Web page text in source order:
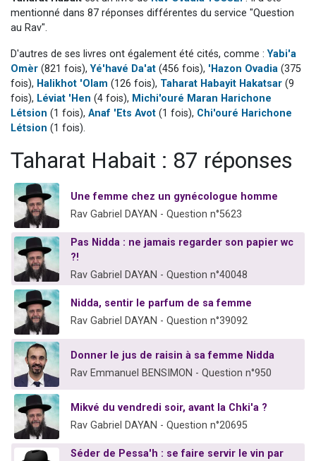
3 personnes viennent de nous rejoindre sur WhatsApp
8 personnes viennent de faire un don pour Tsédaka : pauvres d'Israel
Nouvelle émission radio : Visions de grandeur n°104 : Le Chabbath et le Birkat Hamazone à travers le temps
mentionné dans 87 réponses différentes du service "Question
au Rav".
D'autres de ses livres ont également été cités, comme : Yabi'a
Omèr (821 fois), Yé'havé Da'at (456 fois), 'Hazon Ovadia (375
fois), Halikhot 'Olam (126 fois), Taharat Habayit Hakatsar (9
fois), Léviat 'Hen (4 fois), Michi'ouré Maran Harichone
Létsion (1 fois), Anaf 'Ets Avot (1 fois), Chi'ouré Harichone
Létsion (1 fois).
Taharat Habait : 87 réponses
Une femme chez un gynécologue homme
Rav Gabriel DAYAN - Question n°5623
Pas Nidda : ne jamais regarder son papier wc
?!
Rav Gabriel DAYAN - Question n°40048
Nidda, sentir le parfum de sa femme
Rav Gabriel DAYAN - Question n°39092
Donner le jus de raisin à sa femme Nidda
Rav Emmanuel BENSIMON - Question n°950
Mikvé du vendredi soir, avant la Chki'a ?
Rav Gabriel DAYAN - Question n°20695
Séder de Pessa'h : se faire servir le vin par